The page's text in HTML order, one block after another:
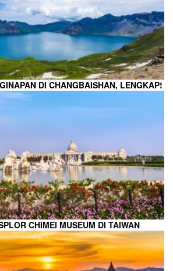
DI CHANGBAISHAN, LENGKAP!
CHIMEI MUSEUM DI TAIWAN